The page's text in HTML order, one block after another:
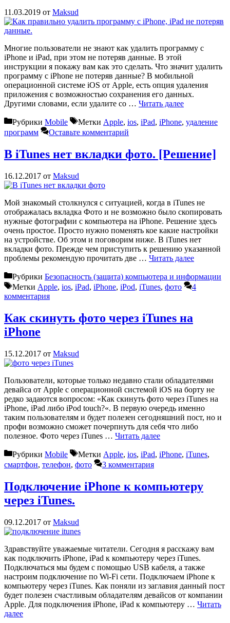
11.03.2019 от Maksud
Многие пользователи не знают как удалить программу с
iPhone и iPad, при этом не потеряв данные. В этой
инструкции я покажу вам как это сделать. Что значит удалить
программу с iPhone не потеряв данные? В мобильной
операционной системе iOS от Apple, есть опция удаления
приложения с возможностью сохранения его данных.
Другими словами, если удалите со … Читать далее
Рубрики Mobile Метки Apple, ios, iPad, iPhone, удаление
программ
Оставьте комментарий
В iTunes нет вкладки фото. [Решение]
16.12.2017 от Maksud
Мой знакомый столкнулся с ситуацией, когда в iTunes не
отображалась вкладка Фото и не возможно было скопировать
нужные фотографии с компьютера на iPhone. Решение здесь
очень простое. Просто нужно поменять кое какие настройки
на устройстве. Об этом и поговорим ниже. В iTunes нет
вкладки фото. Прежде чем приступить к решению указанной
проблемы рекомендую прочитать две … Читать далее
Рубрики Безопасность (защита) компьютера и информации
Метки Apple, ios, iPad, iPhone, iPod, iTunes, фото
4
комментария
Как скинуть фото через iTunes на
iPhone
15.12.2017 от Maksud
Пользователи, которые только недавно стали обладателями
девайса от Apple с операционной системой iOS на борту не
редко задаются вопросом: «Как скинуть фото через iTunes на
iPhone, iPad либо iPod touch?«. В первую очередь именно
таким пользователям и будет полезен сегодняшний пост, но и
профи возможно сможет почерпнуть для себя что либо
полезное. Фото через iTunes … Читать далее
Рубрики Mobile Метки Apple, ios, iPad, iPhone, iTunes,
смартфон, телефон, фото 3 комментария
Подключение iPhone к компьютеру
через iTunes.
09.12.2017 от Maksud
Здравствуйте уважаемые читатели. Сегодня я расскажу вам
как подключить iPhone, iPad к компьютеру через iTunes.
Подключаться мы будем с помощью USB кабеля, а также
настроим подключение по Wi-Fi сети. Подключаем iPhone к
компьютеру через iTunes. Как поняли из заглавия данный пост
будет полезен счастливым обладателям девайсов от компании
Apple. Для подключения iPhone, iPad к компьютеру … Читать
далее